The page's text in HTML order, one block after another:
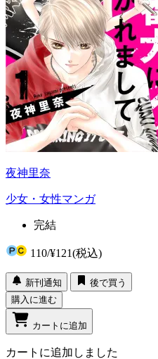
夜神里奈
少女・女性マンガ
完結
110/¥121(税込)
新刊通知
後で買う
購入に進む
カートに追加
カートに追加しました